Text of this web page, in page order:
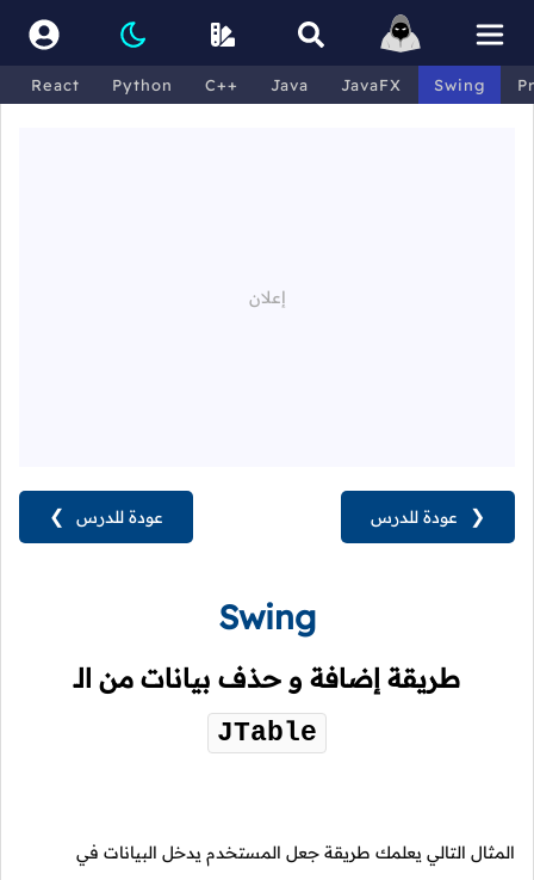
React Python C++ Java JavaFX Swing
عودة للدرس ❯ ❮ عودة للدرس
Swing
طريقة إضافة و حذف بيانات من الـ
JTable
المثال التالي يعلمك طريقة جعل المستخدم يدخل البيانات في